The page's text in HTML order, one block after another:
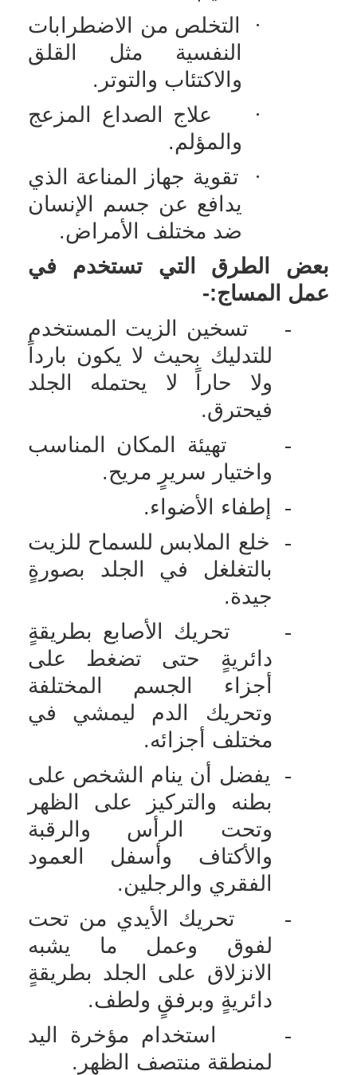
·
التخلص من الاضطرابات
النفسية مثل القلق
والاكتئاب والتوتر.
·
علاج الصداع المزعج
والمؤلم.
·
تقوية جهاز المناعة الذي
يدافع عن جسم الإنسان
ضد مختلف الأمراض.
بعض الطرق التي تستخدم في
عمل المساج:-
-
تسخين الزيت المستخدم
للتدليك بحيث لا يكون بارداً
ولا حاراً لا يحتمله الجلد
فيحترق.
-
تهيئة المكان المناسب
واختيار سريرٍ مريح.
- إطفاء الأضواء.
-
خلع الملابس للسماح للزيت
بالتغلغل في الجلد بصورةٍ
جيدة.
-
تحريك الأصابع بطريقةٍ
دائريةٍ حتى تضغط على
أجزاء الجسم المختلفة
وتحريك الدم ليمشي في
مختلف أجزائه.
-
يفضل أن ينام الشخص على
بطنه والتركيز على الظهر
وتحت الرأس والرقبة
والأكتاف وأسفل العمود
الفقري والرجلين.
-
تحريك الأيدي من تحت
لفوق وعمل ما يشبه
الانزلاق على الجلد بطريقةٍ
دائريةٍ وبرفقٍ ولطف.
-
استخدام مؤخرة اليد
لمنطقة منتصف الظهر.